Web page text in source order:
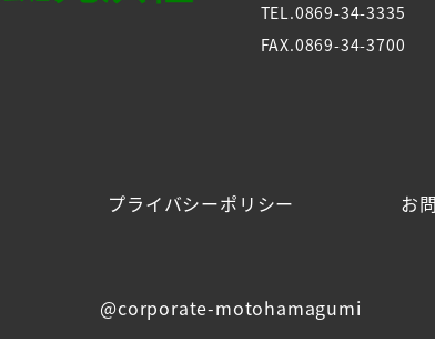
TEL.0869-34-3335
FAX.0869-34-3700
プライバシーポリシー お
@corporate-motohamagumi